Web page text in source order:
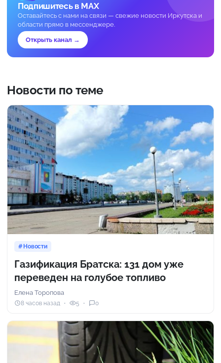
Подпишитесь в MAX
Оставайтесь с нами на связи — свежие новости Иркутска и
области прямо в мессенджере.
Открыть канал →
Новости по теме
Новости
Газификация Братска: 131 дом уже
переведен на голубое топливо
Елена Торопова
8 часов назад 5 0